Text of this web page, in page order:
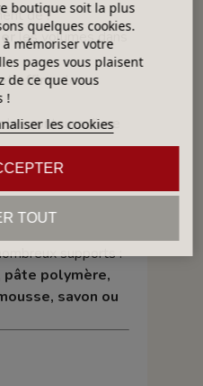
de :
les volumes dans
affinerles
les contours d’une
et effets de
les zones
supports :
polymère,
savon ou
boutique soit la plus
quelques cookies.
mémoriser votre
pages vous plaisent
de ce que vous
!
les cookies
TOUT